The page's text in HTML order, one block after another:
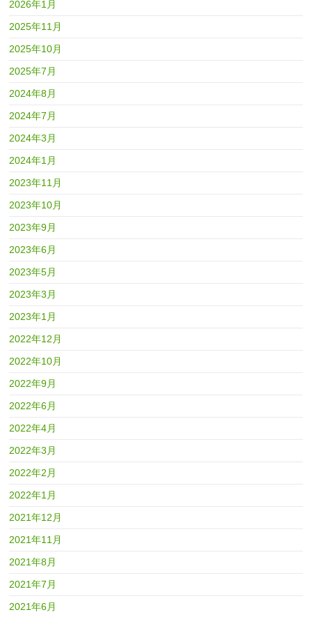
2026年1月
2025年11月
2025年10月
2025年7月
2024年8月
2024年7月
2024年3月
2024年1月
2023年11月
2023年10月
2023年9月
2023年6月
2023年5月
2023年3月
2023年1月
2022年12月
2022年10月
2022年9月
2022年6月
2022年4月
2022年3月
2022年2月
2022年1月
2021年12月
2021年11月
2021年8月
2021年7月
2021年6月